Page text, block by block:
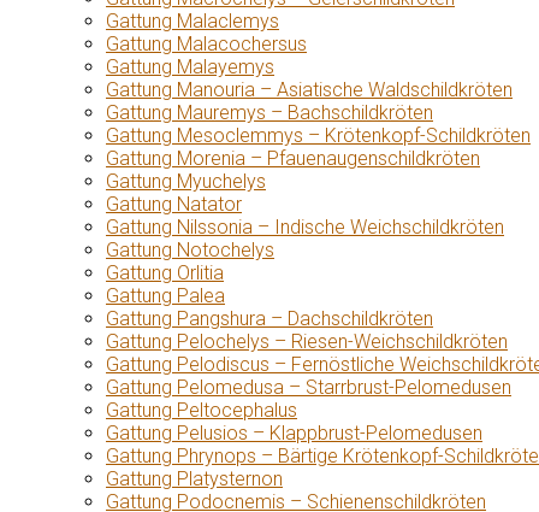
Gattung Malaclemys
Gattung Malacochersus
Gattung Malayemys
Gattung Manouria – Asiatische Waldschildkröten
Gattung Mauremys – Bachschildkröten
Gattung Mesoclemmys – Krötenkopf-Schildkröten
Gattung Morenia – Pfauenaugenschildkröten
Gattung Myuchelys
Gattung Natator
Gattung Nilssonia – Indische Weichschildkröten
Gattung Notochelys
Gattung Orlitia
Gattung Palea
Gattung Pangshura – Dachschildkröten
Gattung Pelochelys – Riesen-Weichschildkröten
Gattung Pelodiscus – Fernöstliche
Gattung Pelomedusa – Starrbrust-Pelomedusen
Gattung Peltocephalus
Gattung Pelusios – Klappbrust-Pelomedusen
Gattung Phrynops – Bärtige Krötenkopf-
Gattung Platysternon
Gattung Podocnemis – Schienenschildkröten